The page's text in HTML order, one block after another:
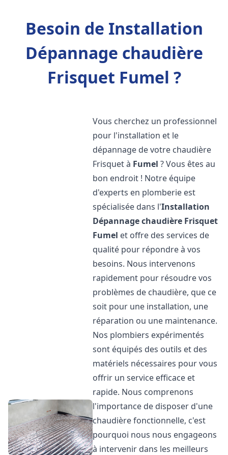
Besoin de Installation
Dépannage chaudière
Frisquet Fumel ?
Vous cherchez un professionnel
pour l'installation et le
dépannage de votre chaudière
Frisquet à Fumel ? Vous êtes au
bon endroit ! Notre équipe
d'experts en plomberie est
spécialisée dans l'Installation
Dépannage chaudière Frisquet
Fumel et offre des services de
qualité pour répondre à vos
besoins. Nous intervenons
rapidement pour résoudre vos
problèmes de chaudière, que ce
soit pour une installation, une
réparation ou une maintenance.
Nos plombiers expérimentés
sont équipés des outils et des
matériels nécessaires pour vous
offrir un service efficace et
rapide. Nous comprenons
l'importance de disposer d'une
chaudière fonctionnelle, c'est
pourquoi nous nous engageons
à intervenir dans les meilleurs